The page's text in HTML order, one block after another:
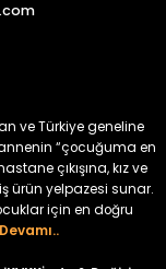
ve Bebek Tayt
Bebek Tayt
ve Türkiye geneline
“çocuğuma en
çıkışına, kız ve
ürün yelpazesi sunar.
için en doğru
Devamı..